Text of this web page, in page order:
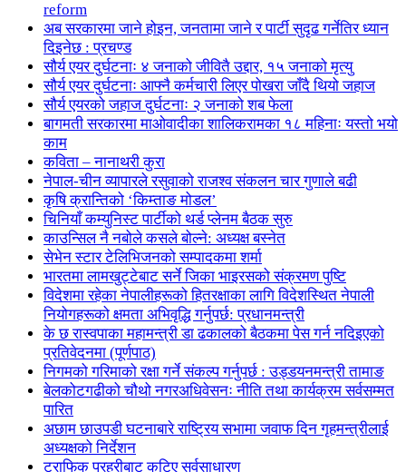
reform
अब सरकारमा जाने होइन, जनतामा जाने र पार्टी सुदृढ गर्नेतिर ध्यान
दिइनेछ : प्रचण्ड
सौर्य एयर दुर्घटनाः ४ जनाको जीवितै उद्दार, १५ जनाको मृत्यु
सौर्य एयर दुर्घटनाः आफ्नै कर्मचारी लिएर पोखरा जाँदै थियो जहाज
सौर्य एयरको जहाज दुर्घटनाः २ जनाको शब फेला
बागमती सरकारमा माओवादीका शालिकरामका १८ महिनाः यस्तो भयो
काम
कविता – नानाथरी कुरा
नेपाल-चीन व्यापारले रसुवाको राजश्व संकलन चार गुणाले बढी
कृषि क्रान्तिको ‘किम्ताङ मोडल’
चिनियाँ कम्युनिस्ट पार्टीको थर्ड प्लेनम बैठक सुरु
काउन्सिल नै नबोले कसले बोल्ने: अध्यक्ष बस्नेत
सेभेन स्टार टेलिभिजनको सम्पादकमा शर्मा
भारतमा लामखुट्टेबाट सर्ने जिका भाइरसको संक्रमण पुष्टि
विदेशमा रहेका नेपालीहरूको हितरक्षाका लागि विदेशस्थित नेपाली
नियोगहरूको क्षमता अभिवृद्धि गर्नुपर्छ: प्रधानमन्त्री
के छ रास्वपाका महामन्त्री डा ढकालको बैठकमा पेस गर्न नदिइएको
प्रतिवेदनमा (पूर्णपाठ)
निगमको गरिमाको रक्षा गर्ने संकल्प गर्नुपर्छ : उड्डयनमन्त्री तामाङ
बेलकोटगढीको चौथो नगरअधिवेसनः नीति तथा कार्यक्रम सर्वसम्मत
पारित
अछाम छाउपडी घटनाबारे राष्ट्रिय सभामा जवाफ दिन गृहमन्त्रीलाई
अध्यक्षको निर्देशन
ट्राफिक प्रहरीबाट कुटिए सर्वसाधारण